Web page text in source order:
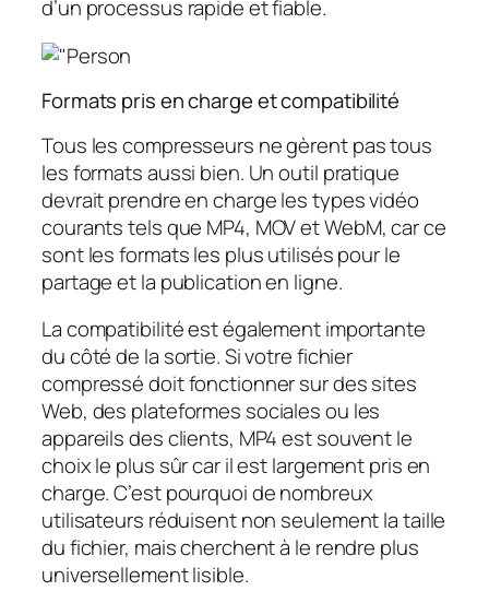
d’un processus rapide et fiable.
Formats pris en charge et compatibilité
Tous les compresseurs ne gèrent pas tous
les formats aussi bien. Un outil pratique
devrait prendre en charge les types vidéo
courants tels que MP4, MOV et WebM, car ce
sont les formats les plus utilisés pour le
partage et la publication en ligne.
La compatibilité est également importante
du côté de la sortie. Si votre fichier
compressé doit fonctionner sur des sites
Web, des plateformes sociales ou les
appareils des clients, MP4 est souvent le
choix le plus sûr car il est largement pris en
charge. C’est pourquoi de nombreux
utilisateurs réduisent non seulement la taille
du fichier, mais cherchent à le rendre plus
universellement lisible.